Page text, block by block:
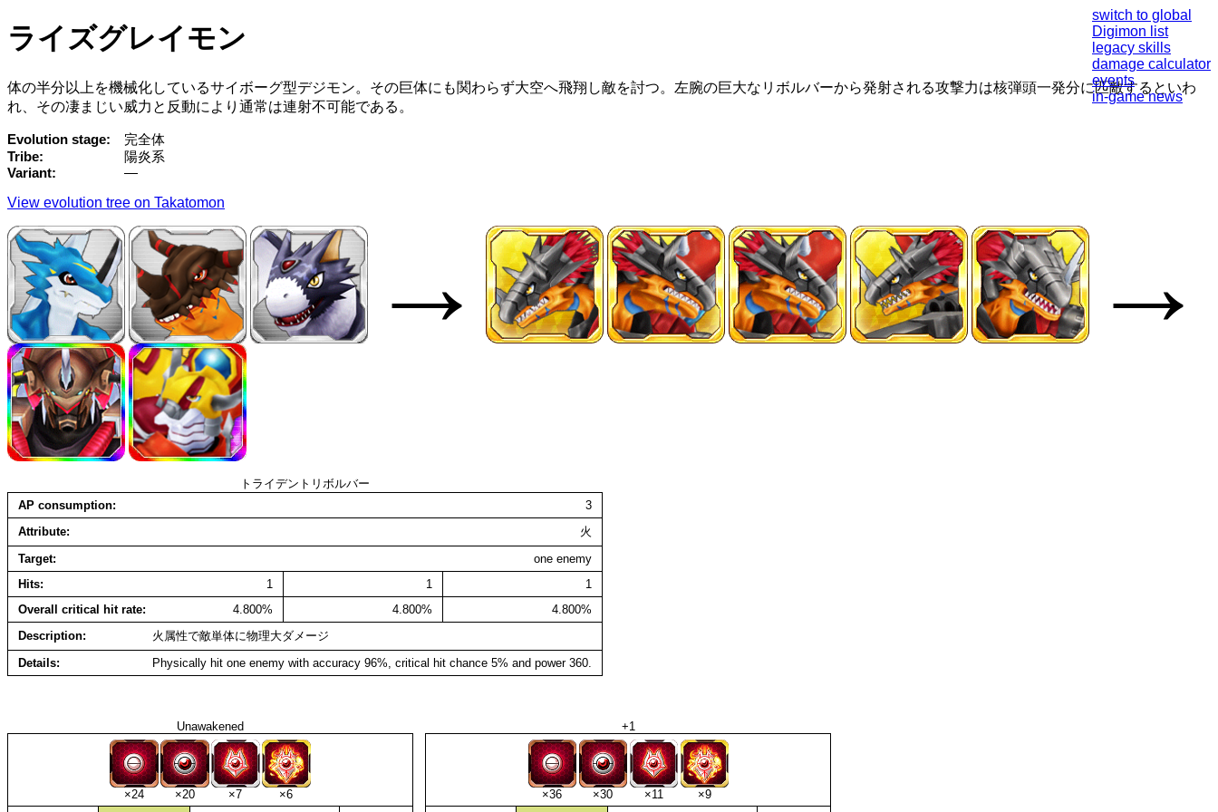
switch to global
Digimon list
legacy skills
damage calculator
events
in-game news
ライズグレイモン
体の半分以上を機械化しているサイボーグ型デジモン。その巨体にも関わらず大空へ飛翔し敵を討つ。左腕の巨大なリボルバーから発射される攻撃力は核弾頭一発分に匹敵するといわ
れ、その凄まじい威力と反動により通常は連射不可能である。
Evolution stage
完全体
Tribe
陽炎系
Variant
—
View evolution tree on Takatomon
→ →
トライデントリボルバー
AP consumption
3
Attribute
火
Target
one enemy
Hits
1 1
1
Overall critical hit rate
4.800% 4.800%
4.800%
Description
火属性で敵単体に物理大ダメージ
Details
Physically hit one enemy with accuracy 96%, critical hit chance 5% and power 360.
Unawakened
×24 ×20 ×7
×6
+1
×36 ×30 ×11
×9